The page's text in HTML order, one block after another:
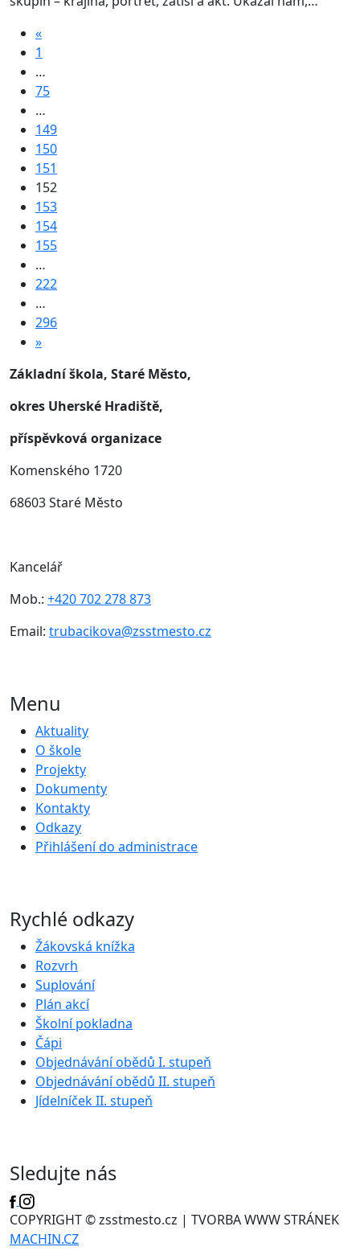
«
1
…
75
…
149
150
151
152
153
154
155
…
222
…
296
»
Základní škola, Staré Město,
okres Uherské Hradiště,
příspěvková organizace
Komenského 1720
68603 Staré Město
Kancelář
Mob.: +420 702 278 873
Email: trubacikova@zsstmesto.cz
Menu
Aktuality
O škole
Projekty
Dokumenty
Kontakty
Odkazy
Přihlášení do administrace
Rychlé odkazy
Žákovská knížka
Rozvrh
Suplování
Plán akcí
Školní pokladna
Čápi
Objednávání obědů I. stupeň
Objednávání obědů II. stupeň
Jídelníček II. stupeň
Sledujte nás
COPYRIGHT © zsstmesto.cz | TVORBA WWW STRÁNEK
MACHIN.CZ